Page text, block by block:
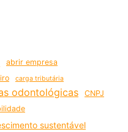
abrir empresa
carga tributária
odontológicas CNPJ
sustentável